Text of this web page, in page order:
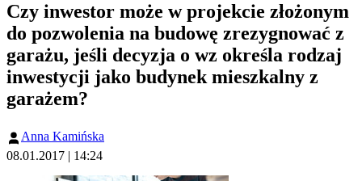
Czy inwestor może w projekcie złożonym
do pozwolenia na budowę zrezygnować z
garażu, jeśli decyzja o wz określa rodzaj
inwestycji jako budynek mieszkalny z
garażem?
Anna Kamińska
08.01.2017 | 14:24